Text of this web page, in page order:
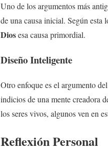
Uno de los argumentos más
de una causa inicial. Según esta
Diosesa causa primordial.
Diseño Inteligente
Otro enfoque es el argumento
indicios de una mente creadora
los seres vivos, algunos ven en
Reflexión Personal